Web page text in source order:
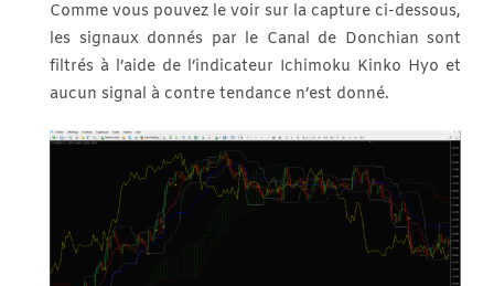
Comme vous pouvez le voir sur la capture ci-dessous,
les signaux donnés par le Canal de Donchian sont
filtrés à l’aide de l’indicateur Ichimoku Kinko Hyo et
aucun signal à contre tendance n’est donné.